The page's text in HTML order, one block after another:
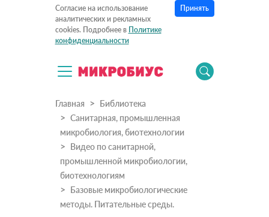
Согласие на использование
аналитических и рекламных
cookies. Подробнее в Политике
конфиденциальности
Принять
Главная
Библиотека
Санитарная, промышленная
микробиология, биотехнологии
Видео по санитарной,
промышленной микробиологии,
биотехнологиям
Базовые микробиологические
методы. Питательные среды.